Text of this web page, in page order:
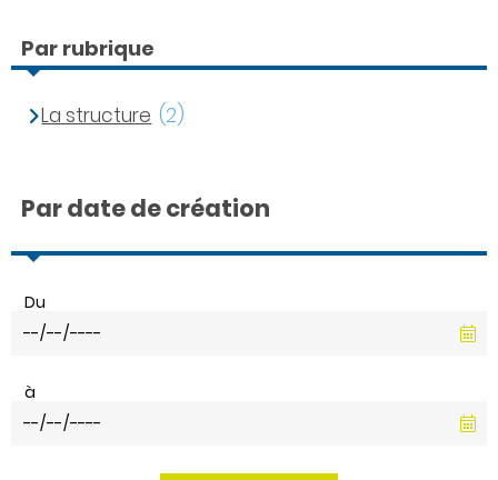
Par rubrique
La structure (2)
Par date de création
Du
à